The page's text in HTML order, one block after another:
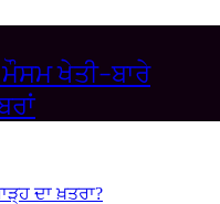
ਖੇਤੀ-ਬਾਰੇ
ਦਾ ਖ਼ਤਰਾ?